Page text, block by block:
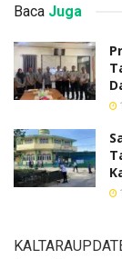
Baca Juga